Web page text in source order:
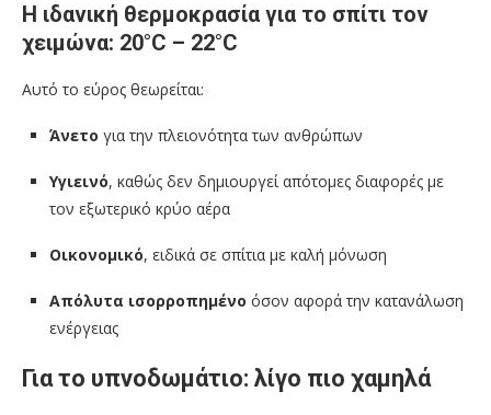
Η ιδανική θερμοκρασία για το σπίτι τον
χειμώνα: 20°C – 22°C
Αυτό το εύρος θεωρείται:
Άνετο για την πλειονότητα των ανθρώπων
Υγιεινό, καθώς δεν δημιουργεί απότομες διαφορές με
τον εξωτερικό κρύο αέρα
Οικονομικό, ειδικά σε σπίτια με καλή μόνωση
Απόλυτα ισορροπημένο όσον αφορά την κατανάλωση
ενέργειας
Για το υπνοδωμάτιο: λίγο πιο χαμηλά